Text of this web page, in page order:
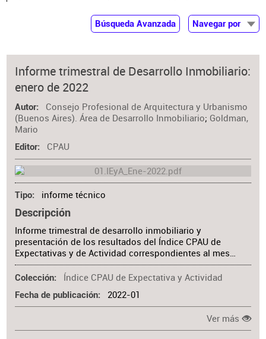
Búsqueda Avanzada
Navegar por
Autor
Colaborador
Informe trimestral de Desarrollo Inmobiliario:
enero de 2022
Autor
Consejo Profesional de Arquitectura y Urbanismo
(Buenos Aires). Área de Desarrollo Inmobiliario; Goldman,
Mario
Editor CPAU
Tipo informe técnico
Descripción
Informe trimestral de desarrollo inmobiliario y
presentación de los resultados del Índice CPAU de
Expectativas y de Actividad correspondientes al mes…
Colección Índice CPAU de Expectativa y Actividad
Fecha de publicación 2022-01
Ver más